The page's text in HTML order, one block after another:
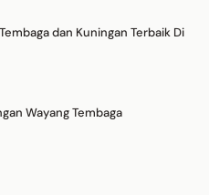
dan Kuningan Terbaik Di
Wayang Tembaga